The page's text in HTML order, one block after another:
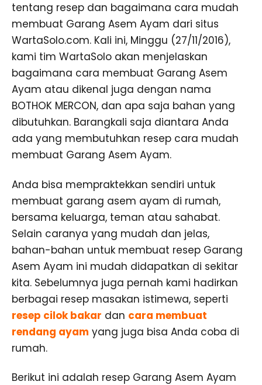
tentang resep dan bagaimana cara mudah
membuat Garang Asem Ayam dari situs
WartaSolo.com. Kali ini, Minggu (27/11/2016),
kami tim WartaSolo akan menjelaskan
bagaimana cara membuat Garang Asem
Ayam atau dikenal juga dengan nama
BOTHOK MERCON, dan apa saja bahan yang
dibutuhkan. Barangkali saja diantara Anda
ada yang membutuhkan resep cara mudah
membuat Garang Asem Ayam.
Anda bisa mempraktekkan sendiri untuk
membuat garang asem ayam di rumah,
bersama keluarga, teman atau sahabat.
Selain caranya yang mudah dan jelas,
bahan-bahan untuk membuat resep Garang
Asem Ayam ini mudah didapatkan di sekitar
kita. Sebelumnya juga pernah kami hadirkan
berbagai resep masakan istimewa, seperti
resep cilok bakar dan cara membuat
rendang ayam yang juga bisa Anda coba di
rumah.
Berikut ini adalah resep Garang Asem Ayam